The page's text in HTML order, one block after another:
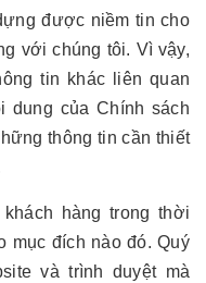
được niềm tin cho
với chúng tôi. Vì vậy,
tin khác liên quan
dung của Chính sách
thông tin cần thiết
hàng trong thời
mục đích nào đó. Quý
và trình duyệt mà